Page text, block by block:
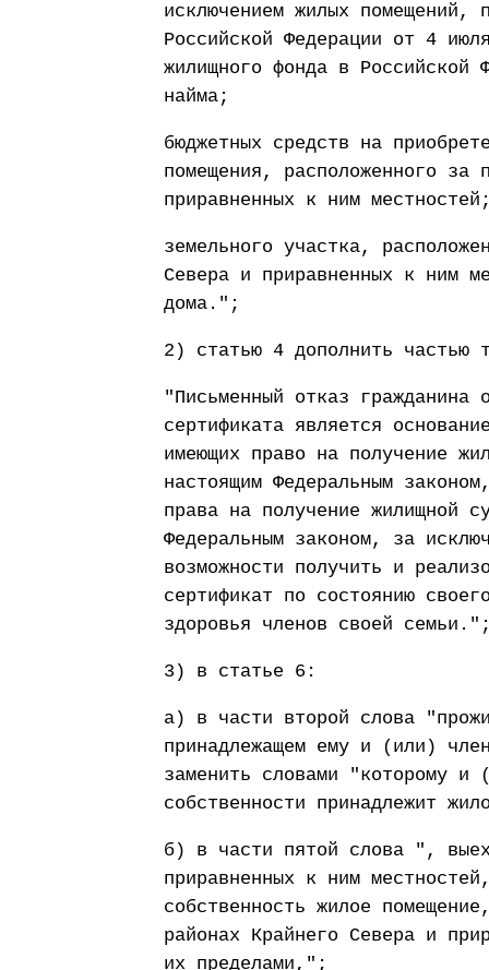
исключением жилых помещений,
Российской Федерации от 4
жилищного фонда в Российской
найма;
бюджетных средств на
помещения, расположенного за
приравненных к ним
земельного участка,
Севера и приравненных к ним
дома.";
2) статью 4 дополнить частью
"Письменный отказ гражданина
сертификата является
имеющих право на получение
настоящим Федеральным
права на получение жилищной
Федеральным законом, за
возможности получить и
сертификат по состоянию
здоровья членов своей
3) в статье 6:
а) в части второй слова
принадлежащем ему и (или)
заменить словами "которому и
собственности принадлежит
б) в части пятой слова ",
приравненных к ним
собственность жилое
районах Крайнего Севера и
их пределами,";